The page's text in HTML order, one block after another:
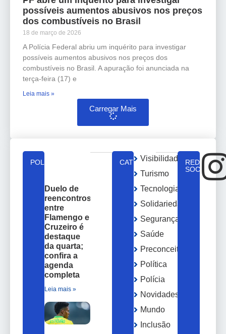
possíveis aumentos abusivos nos preços
dos combustíveis no Brasil
18 de março de 2026
A Polícia Federal abriu um inquérito para investigar
possíveis aumentos abusivos nos preços dos
combustíveis no Brasil. A apuração foi anunciada na
terça-feira (17) e
Leia mais »
Carregar Mais
POLÍTICA
Duelo de
reencontros
entre
Flamengo e
Cruzeiro é
destaque
da quarta;
confira a
agenda
completa
Leia mais »
CATEGORIAS
Visibilidade
Turismo
Tecnologia
Solidariedade
Segurança
Saúde
Preconceito
Política
Polícia
Novidades
Mundo
Inclusão
REDES
SOCIAIS